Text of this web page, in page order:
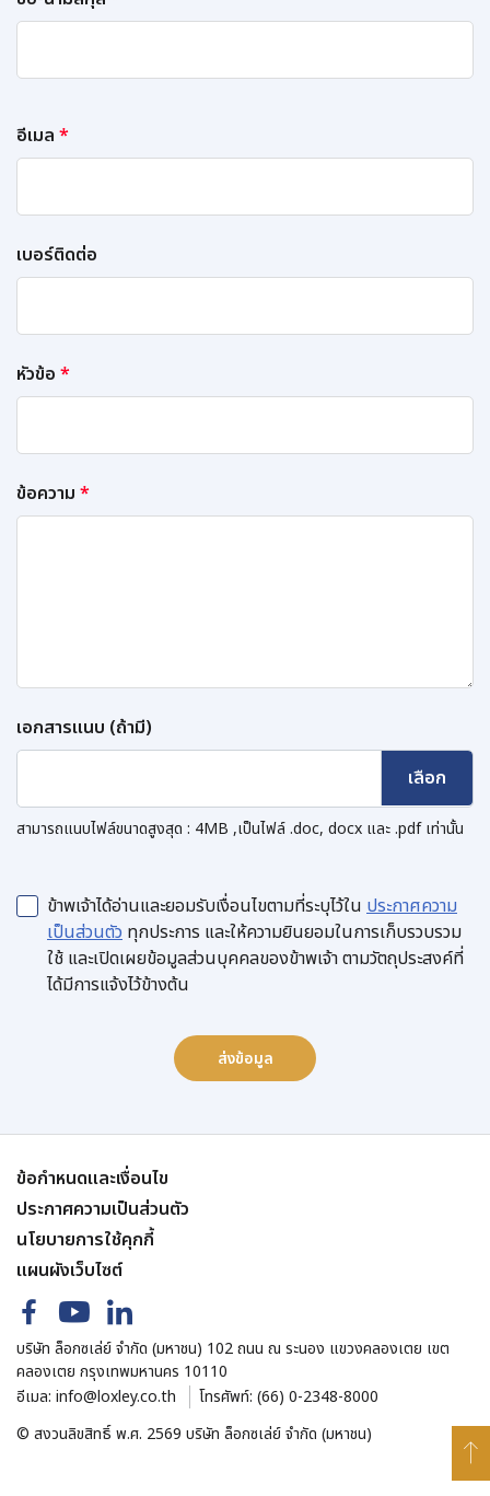
อีเมล *
เบอร์ติดต่อ
หัวข้อ *
ข้อความ *
เอกสารแนบ (ถ้ามี)
สามารถแนบไฟล์ขนาดสูงสุด : 4MB ,เป็นไฟล์ .doc, docx และ .pdf เท่านั้น
ข้าพเจ้าได้อ่านและยอมรับเงื่อนไขตามที่ระบุไว้ใน ประกาศความ
เป็นส่วนตัว ทุกประการ และให้ความยินยอมในการเก็บรวบรวม
ใช้ และเปิดเผยข้อมูลส่วนบุคคลของข้าพเจ้า ตามวัตถุประสงค์ที่
ได้มีการแจ้งไว้ข้างต้น
ส่งข้อมูล
ข้อกำหนดและเงื่อนไข
ประกาศความเป็นส่วนตัว
นโยบายการใช้คุกกี้
แผนผังเว็บไซต์
บริษัท ล็อกซเล่ย์ จำกัด (มหาชน) 102 ถนน ณ ระนอง แขวงคลองเตย เขต
คลองเตย กรุงเทพมหานคร 10110
อีเมล: info@loxley.co.th โทรศัพท์: (66) 0-2348-8000
© สงวนลิขสิทธิ์ พ.ศ. 2569 บริษัท ล็อกซเล่ย์ จำกัด (มหาชน)